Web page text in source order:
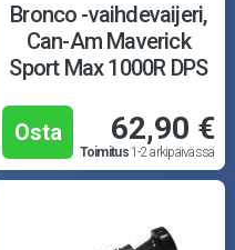
Bronco -vaihdevaijeri,
Can-Am Maverick
Sport Max 1000R DPS
Osta
62,90 €
Toimitus1-2 arkipäivässä